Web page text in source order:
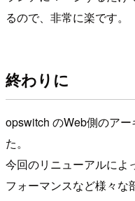
るので、非常に楽です。
終わりに
opswitch のWeb側のア
た。
今回のリニューアルによ
フォーマンスなど様々な